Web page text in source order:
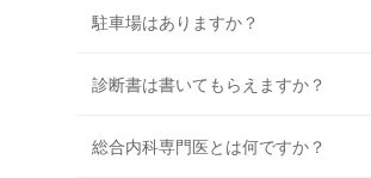
駐車場はありますか？
診断書は書いてもらえますか？
総合内科専門医とは何ですか？